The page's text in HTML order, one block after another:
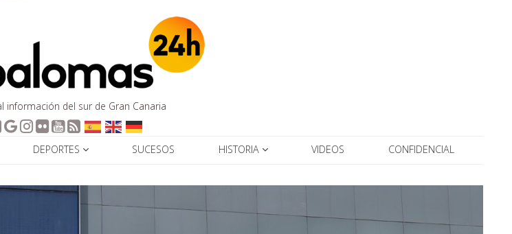
información del sur de Gran Canaria
DEPORTES SUCESOS HISTORIA VIDEOS CONFIDENCIAL